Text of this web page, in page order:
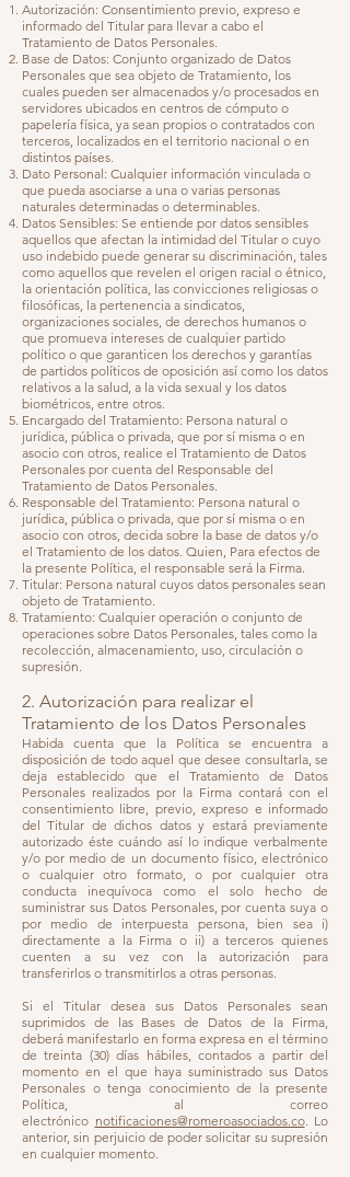
Autorización: Consentimiento previo, expreso e
informado del Titular para llevar a cabo el
Tratamiento de Datos Personales.
Base de Datos: Conjunto organizado de Datos
Personales que sea objeto de Tratamiento, los
cuales pueden ser almacenados y/o procesados en
servidores ubicados en centros de cómputo o
papelería física, ya sean propios o contratados con
terceros, localizados en el territorio nacional o en
distintos países.
​Dato Personal: Cualquier información vinculada o
que pueda asociarse a una o varias personas
naturales determinadas o determinables.
​Datos Sensibles: Se entiende por datos sensibles
aquellos que afectan la intimidad del Titular o cuyo
uso indebido puede generar su discriminación, tales
como aquellos que revelen el origen racial o étnico,
la orientación política, las convicciones religiosas o
filosóficas, la pertenencia a sindicatos,
organizaciones sociales, de derechos humanos o
que promueva intereses de cualquier partido
político o que garanticen los derechos y garantías
de partidos políticos de oposición así como los datos
relativos a la salud, a la vida sexual y los datos
biométricos, entre otros.
Encargado del Tratamiento: Persona natural o
jurídica, pública o privada, que por sí misma o en
asocio con otros, realice el Tratamiento de Datos
Personales por cuenta del Responsable del
Tratamiento de Datos Personales.
Responsable del Tratamiento: Persona natural o
jurídica, pública o privada, que por sí misma o en
asocio con otros, decida sobre la base de datos y/o
el Tratamiento de los datos. Quien, Para efectos de
la presente Política, el responsable será la Firma.
​Titular: Persona natural cuyos datos personales sean
objeto de Tratamiento.
Tratamiento: Cualquier operación o conjunto de
operaciones sobre Datos Personales, tales como la
recolección, almacenamiento, uso, circulación o
supresión.
2. Autorización para realizar el
Tratamiento de los Datos Personales
Habida cuenta que la Política se encuentra a
disposición de todo aquel que desee consultarla, se
deja establecido que el Tratamiento de Datos
Personales realizados por la Firma contará con el
consentimiento libre, previo, expreso e informado
del Titular de dichos datos y estará previamente
autorizado éste cuándo así lo indique verbalmente
y/o por medio de un documento físico, electrónico
o cualquier otro formato, o por cualquier otra
conducta inequívoca como el solo hecho de
suministrar sus Datos Personales, por cuenta suya o
por medio de interpuesta persona, bien sea i)
directamente a la Firma o ii) a terceros quienes
cuenten a su vez con la autorización para
transferirlos o transmitirlos a otras personas.
Si el Titular desea sus Datos Personales sean
suprimidos de las Bases de Datos de la Firma,
deberá manifestarlo en forma expresa en el término
de treinta (30) días hábiles, contados a partir del
momento en el que haya suministrado sus Datos
Personales o tenga conocimiento de la presente
Política, al correo
electrónico notificaciones@romeroasociados.co. Lo
anterior, sin perjuicio de poder solicitar su supresión
en cualquier momento.